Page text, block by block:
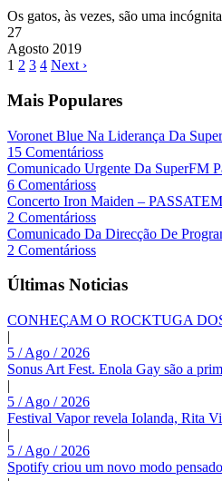
Os gatos, às vezes, são uma
27
Agosto 2019
1 2 3 4 Next ›
Mais Populares
Voronet Blue Na Liderança Da
15 Comentárioss
Comunicado Urgente Da SuperFM
6 Comentárioss
Concerto Iron Maiden –
2 Comentárioss
Comunicado Da Direcção De
2 Comentárioss
Últimas Noticias
CONHEÇAM O ROCKTUGA
|
5 / Ago / 2026
Sonus Art Fest. Enola Gay são a
|
5 / Ago / 2026
Festival Vapor revela Iolanda, Rita
|
5 / Ago / 2026
Spotify criou um novo modo